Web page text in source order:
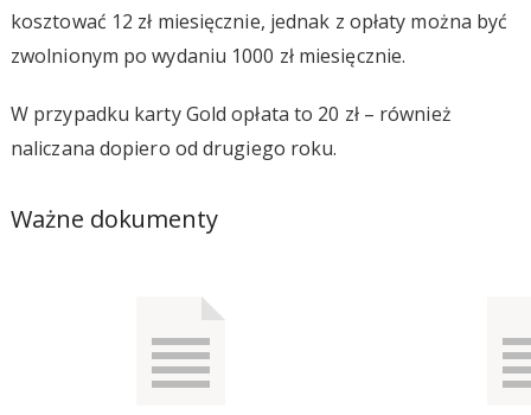
kosztować 12 zł miesięcznie, jednak z opłaty można być
zwolnionym po wydaniu 1000 zł miesięcznie.
W przypadku karty Gold opłata to 20 zł – również
naliczana dopiero od drugiego roku.
Ważne dokumenty